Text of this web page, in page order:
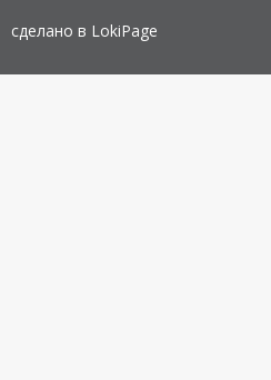
сделано в LokiPage